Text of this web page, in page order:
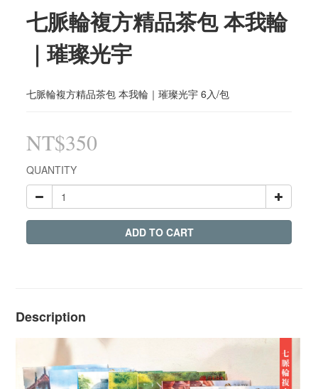
七脈輪複方精品茶包 本我輪
｜璀璨光宇
七脈輪複方精品茶包 本我輪｜璀璨光宇 6入/包
NT$350
QUANTITY
ADD TO CART
Description